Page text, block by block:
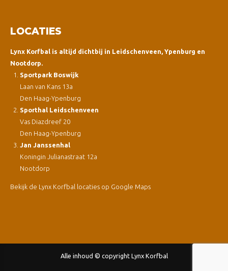
LOCATIES
Lynx Korfbal is altijd dichtbij in Leidschenveen, Ypenburg en
Nootdorp.
Sportpark Boswijk
Laan van Kans 13a
Den Haag-Ypenburg
Sporthal Leidschenveen
Vas Diazdreef 20
Den Haag-Ypenburg
Jan Janssenhal
Koningin Julianastraat 12a
Nootdorp
Bekijk de Lynx Korfbal locaties op Google Maps
Alle inhoud © copyright Lynx Korfbal